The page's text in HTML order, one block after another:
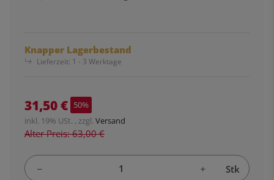
Knapper Lagerbestand
Lieferzeit: 1 - 3 Werktage
31,50 € 50%
inkl. 19% USt. , zzgl. Versand
Alter Preis: 63,00 €
Stk